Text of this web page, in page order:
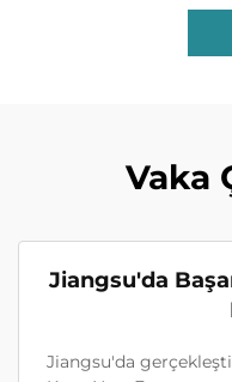
Vaka
Jiangsu'da
Jiangsu'da